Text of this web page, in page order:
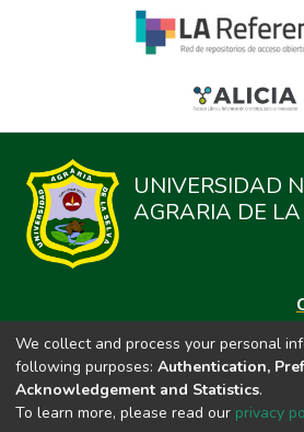
UNIVERSIDAD
AGRARIA DE LA
Carretera Central km.
We collect and process your personal
following purposes: Authentication,
Acknowledgement and Statistics.
To learn more, please read our privacy